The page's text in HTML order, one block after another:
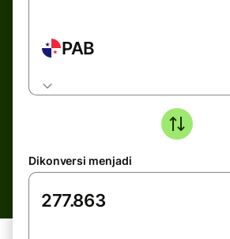
PAB
Dikonversi menjadi